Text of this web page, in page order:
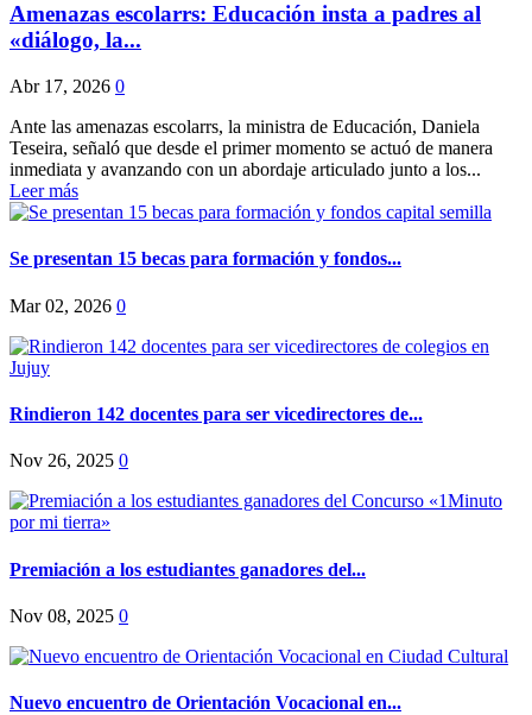
Amenazas escolarrs: Educación insta a padres al
«diálogo, la...
Abr 17, 2026 0
Ante las amenazas escolarrs, la ministra de Educación, Daniela
Teseira, señaló que desde el primer momento se actuó de manera
inmediata y avanzando con un abordaje articulado junto a los...
Leer más
Se presentan 15 becas para formación y fondos...
Mar 02, 2026 0
Rindieron 142 docentes para ser vicedirectores de...
Nov 26, 2025 0
Premiación a los estudiantes ganadores del...
Nov 08, 2025 0
Nuevo encuentro de Orientación Vocacional en...